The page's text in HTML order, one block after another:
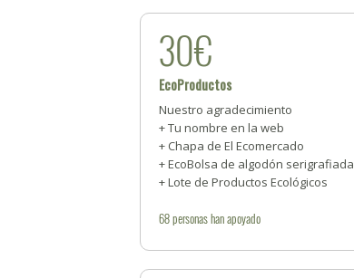
30€
EcoProductos
Nuestro agradecimiento
+ Tu nombre en la web
+ Chapa de El Ecomercado
+ EcoBolsa de algodón serigrafiada
+ Lote de Productos Ecológicos
68personashan apoyado